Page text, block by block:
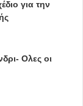
για την
για την
Ολες οι